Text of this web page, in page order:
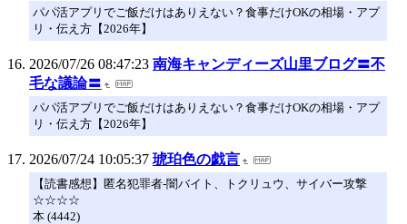
パパ活アプリでご飯だけはありえない？食事だけOKの相場・アプ
リ・伝え方【2026年】
2026/07/26 08:47:23 南海キャンディーズ山里ブログ〓不
毛な議論〓
パパ活アプリでご飯だけはありえない？食事だけOKの相場・アプ
リ・伝え方【2026年】
2026/07/24 10:05:37 琥珀色の戯言
【読書感想】匿名犯罪者-闇バイト、トクリュウ、サイバー攻撃
☆☆☆☆
本 (4442)